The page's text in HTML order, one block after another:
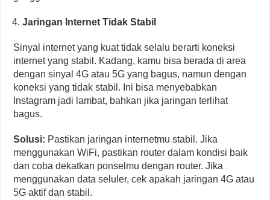
Jaringan Internet Tidak Stabil
Sinyal internet yang kuat tidak selalu berarti koneksi
internet yang stabil. Kadang, kamu bisa berada di area
dengan sinyal 4G atau 5G yang bagus, namun dengan
koneksi yang tidak stabil. Ini bisa menyebabkan
Instagram jadi lambat, bahkan jika jaringan terlihat
bagus.
Solusi: Pastikan jaringan internetmu stabil. Jika
menggunakan WiFi, pastikan router dalam kondisi baik
dan coba dekatkan ponselmu dengan router. Jika
menggunakan data seluler, cek apakah jaringan 4G atau
5G aktif dan stabil.